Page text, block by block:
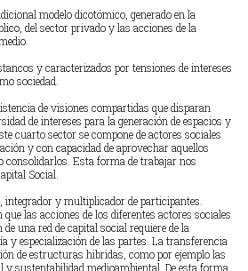
modelo dicotómico, generado en la
del sector privado y las acciones de la
y caracterizados por tensiones de intereses
sociedad.
de visiones compartidas que disparan
de intereses para la generación de espacios y
cuarto sector se compone de actores sociales
y con capacidad de aprovechar aquellos
consolidarlos. Esta forma de trabajar nos
Social.
y multiplicador de participantes.
las acciones de los diferentes actores sociales
una red de capital social requiere de la
y especialización de las partes. La transferencia
de estructuras hibridas, como por ejemplo las
y sustentabilidad medioambiental. De esta forma